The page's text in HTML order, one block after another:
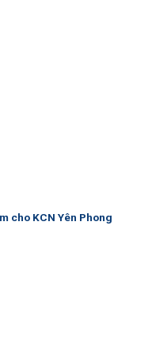
cho KCN Yên Phong